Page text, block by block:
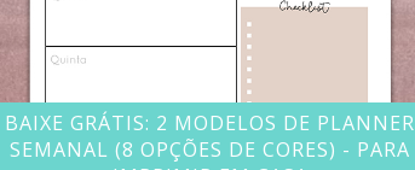
BAIXE GRÁTIS: 2 MODELOS DE PLANNER
SEMANAL (8 OPÇÕES DE CORES) - PARA